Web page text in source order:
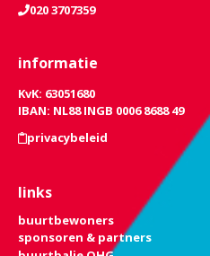
020 3707359
informatie
KvK: 63051680
IBAN: NL88 INGB 0006 8688 49
privacybeleid
links
buurtbewoners
sponsoren & partners